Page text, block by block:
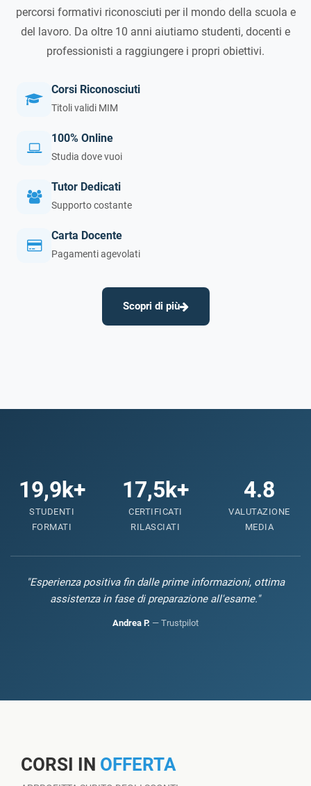
percorsi formativi riconosciuti per il mondo della scuola e
del lavoro. Da oltre 10 anni aiutiamo studenti, docenti e
professionisti a raggiungere i propri obiettivi.
Corsi Riconosciuti
Titoli validi MIM
100% Online
Studia dove vuoi
Tutor Dedicati
Supporto costante
Carta Docente
Pagamenti agevolati
Scopri di più
19,9k+
STUDENTI
FORMATI
17,5k+
CERTIFICATI
RILASCIATI
4.8
VALUTAZIONE
MEDIA
"Esperienza positiva fin dalle prime informazioni, ottima
assistenza in fase di preparazione all'esame."
Andrea P. — Trustpilot
CORSI IN OFFERTA